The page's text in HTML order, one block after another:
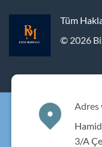
Tüm
© 2026
Adres
3/A